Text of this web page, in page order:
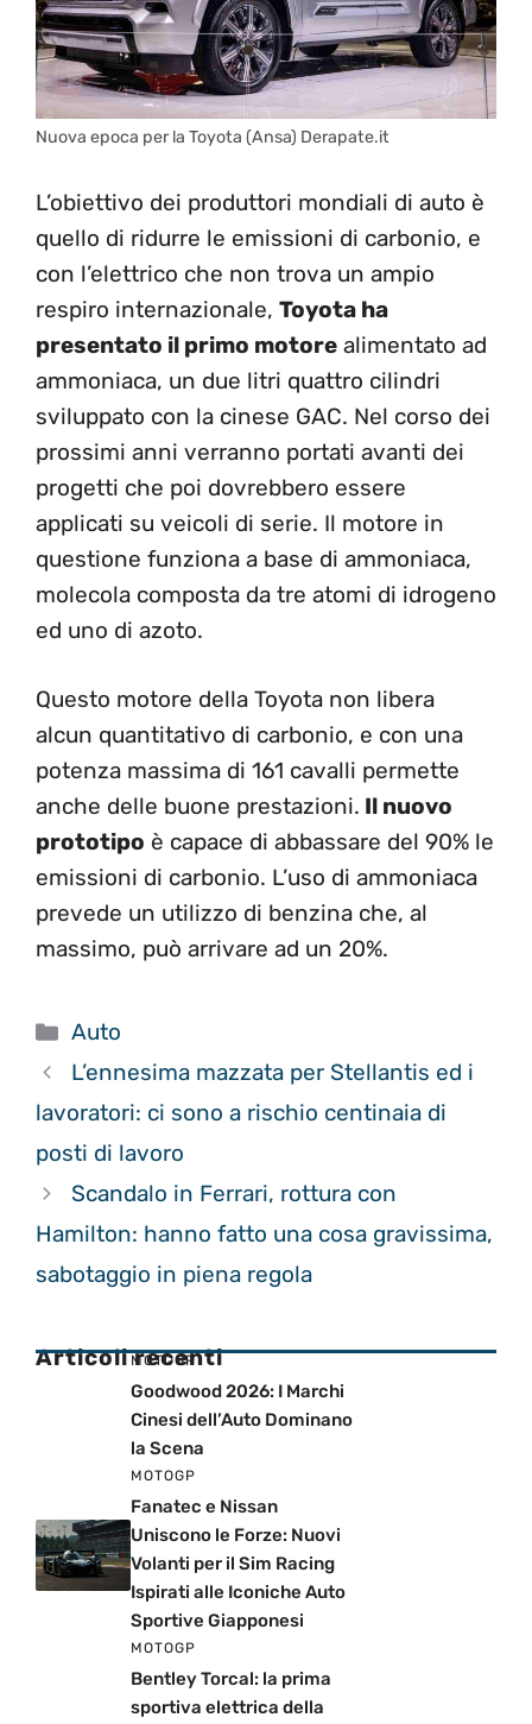
Nuova epoca per la Toyota (Ansa) Derapate.it
L’obiettivo dei produttori mondiali di auto è
quello di ridurre le emissioni di carbonio, e
con l’elettrico che non trova un ampio
respiro internazionale, Toyota ha
presentato il primo motore alimentato ad
ammoniaca, un due litri quattro cilindri
sviluppato con la cinese GAC. Nel corso dei
prossimi anni verranno portati avanti dei
progetti che poi dovrebbero essere
applicati su veicoli di serie. Il motore in
questione funziona a base di ammoniaca,
molecola composta da tre atomi di idrogeno
ed uno di azoto.
Questo motore della Toyota non libera
alcun quantitativo di carbonio, e con una
potenza massima di 161 cavalli permette
anche delle buone prestazioni. Il nuovo
prototipo è capace di abbassare del 90% le
emissioni di carbonio. L’uso di ammoniaca
prevede un utilizzo di benzina che, al
massimo, può arrivare ad un 20%.
Categorie
Auto
L’ennesima mazzata per Stellantis ed i
lavoratori: ci sono a rischio centinaia di
posti di lavoro
Scandalo in Ferrari, rottura con
Hamilton: hanno fatto una cosa gravissima,
sabotaggio in piena regola
Articoli recenti
MOTOGP
Goodwood 2026: I Marchi
Cinesi dell’Auto Dominano
la Scena
MOTOGP
Fanatec e Nissan
Uniscono le Forze: Nuovi
Volanti per il Sim Racing
Ispirati alle Iconiche Auto
Sportive Giapponesi
MOTOGP
Bentley Torcal: la prima
sportiva elettrica della